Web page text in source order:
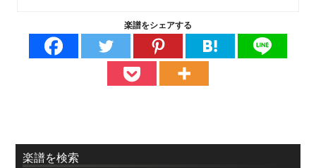
楽譜をシェアする
最
楽譜を検索